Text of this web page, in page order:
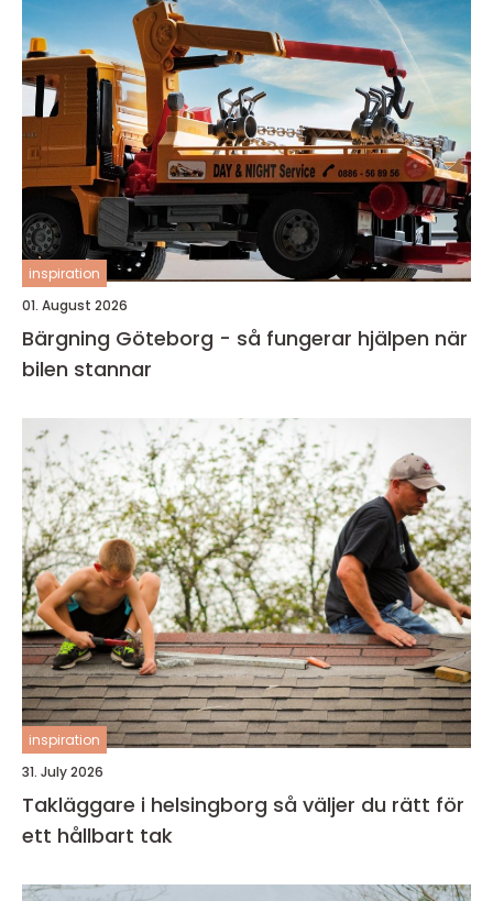
inspiration
01. August 2026
Bärgning Göteborg - så fungerar hjälpen när
bilen stannar
inspiration
31. July 2026
Takläggare i helsingborg så väljer du rätt för
ett hållbart tak